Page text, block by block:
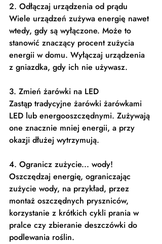
2. Odłączaj urządzenia od prądu
Wiele urządzeń zużywa energię nawet
wtedy, gdy są wyłączone. Może to
stanowić znaczący procent zużycia
energii w domu. Wyłączaj urządzenia
z gniazdka, gdy ich nie używasz.
3. Zmień żarówki na LED
Zastąp tradycyjne żarówki żarówkami
LED lub energooszczędnymi. Zużywają
one znacznie mniej energii, a przy
okazji dłużej wytrzymują.
4. Ogranicz zużycie... wody!
Oszczędzaj energię, ograniczając
zużycie wody, na przykład, przez
montaż oszczędnych pryszniców,
korzystanie z krótkich cykli prania w
pralce czy zbieranie deszczówki do
podlewania roślin.